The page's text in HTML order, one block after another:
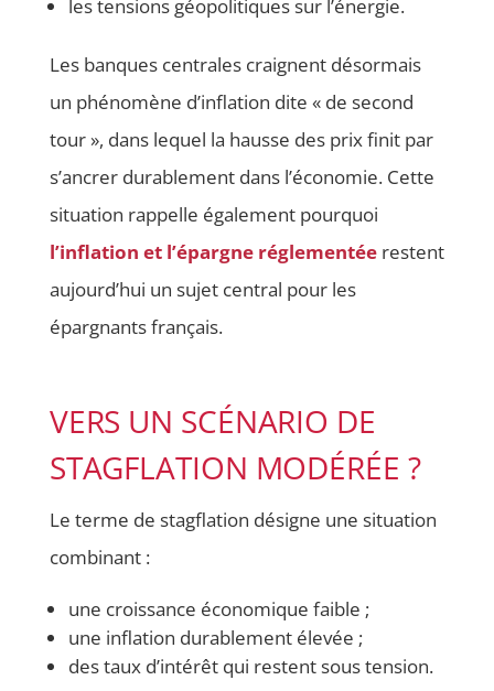
les tensions géopolitiques sur l’énergie.
Les banques centrales craignent désormais
un phénomène d’inflation dite « de second
tour », dans lequel la hausse des prix finit par
s’ancrer durablement dans l’économie. Cette
situation rappelle également pourquoi
l’inflation et l’épargne réglementéerestent
aujourd’hui un sujet central pour les
épargnants français.
VERS UN SCÉNARIO DE
STAGFLATION MODÉRÉE ?
Le terme de stagflation désigne une situation
combinant :
une croissance économique faible ;
une inflation durablement élevée ;
des taux d’intérêt qui restent sous tension.